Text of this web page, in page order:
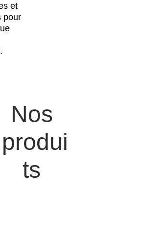
et
pour
Nos
produi
ts